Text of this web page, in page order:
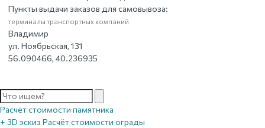
Пункты выдачи заказов для самовывоза:
терминалы транспортных компаний
Владимир
ул. Ноябрьская, 131
56.090466, 40.236935
Расчёт стоимости памятника
+ 3D эскиз Расчёт стоимости ограды